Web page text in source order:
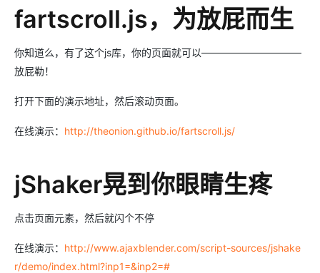
fartscroll.js，为放屁而生
你知道么，有了这个js库，你的页面就可以——————————
放屁勒！
打开下面的演示地址，然后滚动页面。
在线演示： http://theonion.github.io/fartscroll.js/
jShaker晃到你眼睛生疼
点击页面元素，然后就闪个不停
在线演示： http://www.ajaxblender.com/script-sources/jshake
r/demo/index.html?inp1=&inp2=#